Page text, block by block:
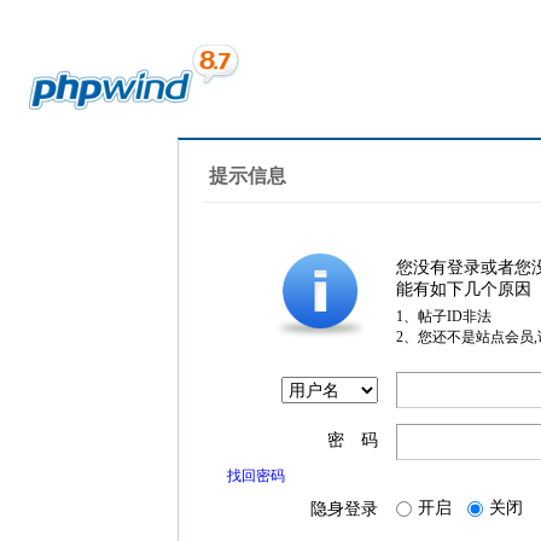
提示信息
您没有登录或者您
能有如下几个原因
1、帖子ID非法
2、您还不是站点会员
密 码
找回密码
隐身登录 开启 关闭